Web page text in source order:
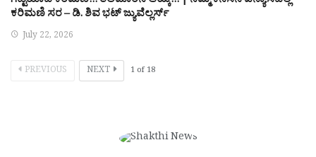
ಕರಿಮಣಿ ಸರ – ಡಿ. ಶಿವ ಭಟ್ ಜ್ಯುವೆಲ್ಲರ್ಸ್
July 22, 2026
PREVIOUS NEXT 1 of 18